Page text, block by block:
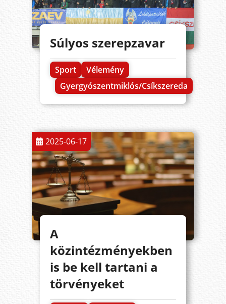
Súlyos szerepzavar
Sport
Vélemény
Gyergyószentmiklós/Csíkszereda
2025-06-17
A
közintézményekben
is be kell tartani a
törvényeket